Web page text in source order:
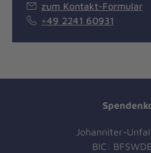
zum Kontakt-Formular
+49 2241 60931
Johanniter-
BIC: